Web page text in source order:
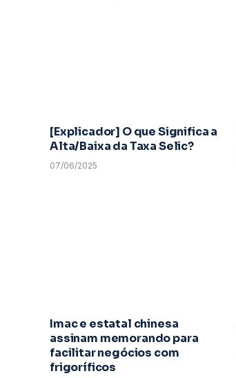
[Explicador] O que Significa a
Alta/Baixa da Taxa Selic?
07/06/2025
Imac e estatal chinesa
assinam memorando para
facilitar negócios com
frigoríficos